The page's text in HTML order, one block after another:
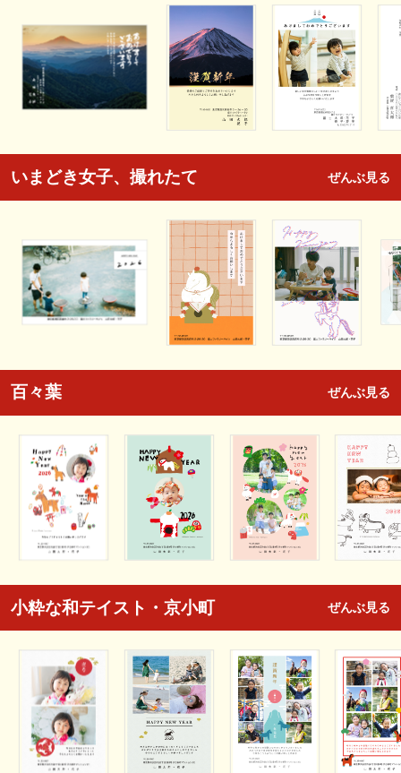
いまどき女子、撮れたて ぜんぶ見る
百々葉 ぜんぶ見る
小粋な和テイスト・京小町 ぜんぶ見る